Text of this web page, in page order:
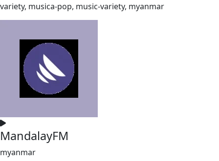
variety, musica-pop, music-variety, myanmar
MandalayFM
myanmar